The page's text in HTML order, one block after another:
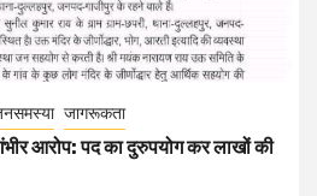
जागरूकता
आरोप: पद का दुरुपयोग कर लाखों की